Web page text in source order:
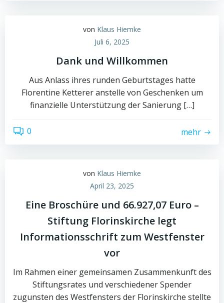
von Klaus Hiemke
Juli 6, 2025
Dank und Willkommen
Aus Anlass ihres runden Geburtstages hatte
Florentine Ketterer anstelle von Geschenken um
finanzielle Unterstützung der Sanierung […]
0 mehr
von Klaus Hiemke
April 23, 2025
Eine Broschüre und 66.927,07 Euro –
Stiftung Florinskirche legt
Informationsschrift zum Westfenster
vor
Im Rahmen einer gemeinsamen Zusammenkunft des
Stiftungsrates und verschiedener Spender
zugunsten des Westfensters der Florinskirche stellte